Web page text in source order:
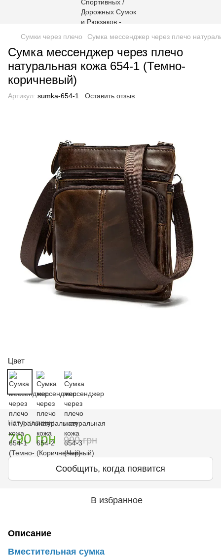
Сумки через плечо Сумка мессенджер через плечо
Сумка мессенджер через плечо
натуральная кожа 654-1 (Темно-
коричневый)
Артикул: sumka-654-1 Оставить отзыв
Цвет
Нет в наличии
790 грн 990 грн
Сообщить, когда появится
В избранное
Описание
Вместительная сумка